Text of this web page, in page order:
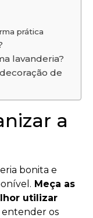
prática
lavanderia?
de
a
bonita e
Meça as
utilizar
os